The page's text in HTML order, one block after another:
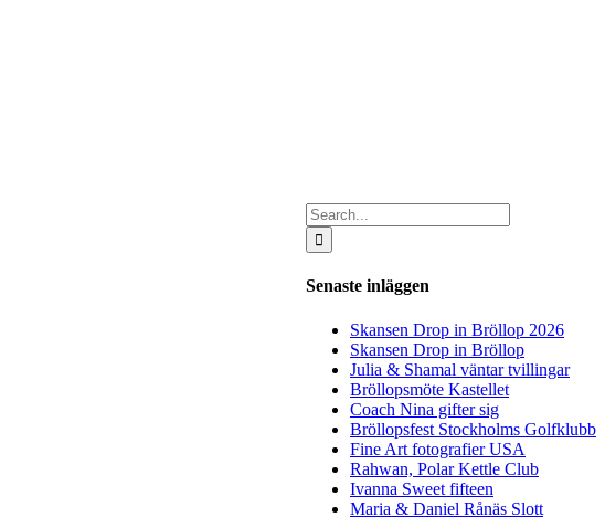
Search
for:
Senaste inläggen
Skansen Drop in Bröllop 2026
Skansen Drop in Bröllop
Julia & Shamal väntar tvillingar
Bröllopsmöte Kastellet
Coach Nina gifter sig
Bröllopsfest Stockholms Golfklubb
Fine Art fotografier USA
Rahwan, Polar Kettle Club
Ivanna Sweet fifteen
Maria & Daniel Rånäs Slott